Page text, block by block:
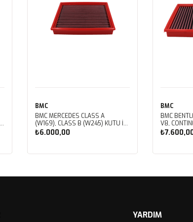
BMC
BMC MERCEDES CLASS A
(W169), CLASS B (W245) KUTU İÇİ
PERFORMANS HAVA FİLTRESİ
FB459/01
₺6.000,00
BMC
BMC
V8,
V8,
V8,
SPIRIT,
YARDIM